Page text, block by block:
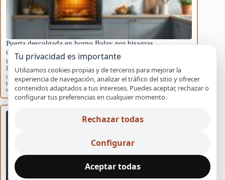
Puerta descolgada en horno Balay por bisagras
desgastadas
Ruidos y comportamientos anómalos
Entiende las causas tras una puerta descolgada en hornos Balay y
cómo el desgaste de…
bisagras desgastadas,horno Balay,puerta descolgada ,repuestos Balay,servicio
técnico
Tu privacidad es importante
Utilizamos cookies propias y de terceros para mejorar la
experiencia de navegación, analizar el tráfico del sitio y ofrecer
contenidos adaptados a tus intereses. Puedes aceptar, rechazar o
configurar tus preferencias en cualquier momento.
Rechazar todas
Configurar
Aceptar todas